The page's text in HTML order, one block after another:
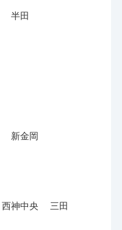
半田
新金岡
西神中央 三田